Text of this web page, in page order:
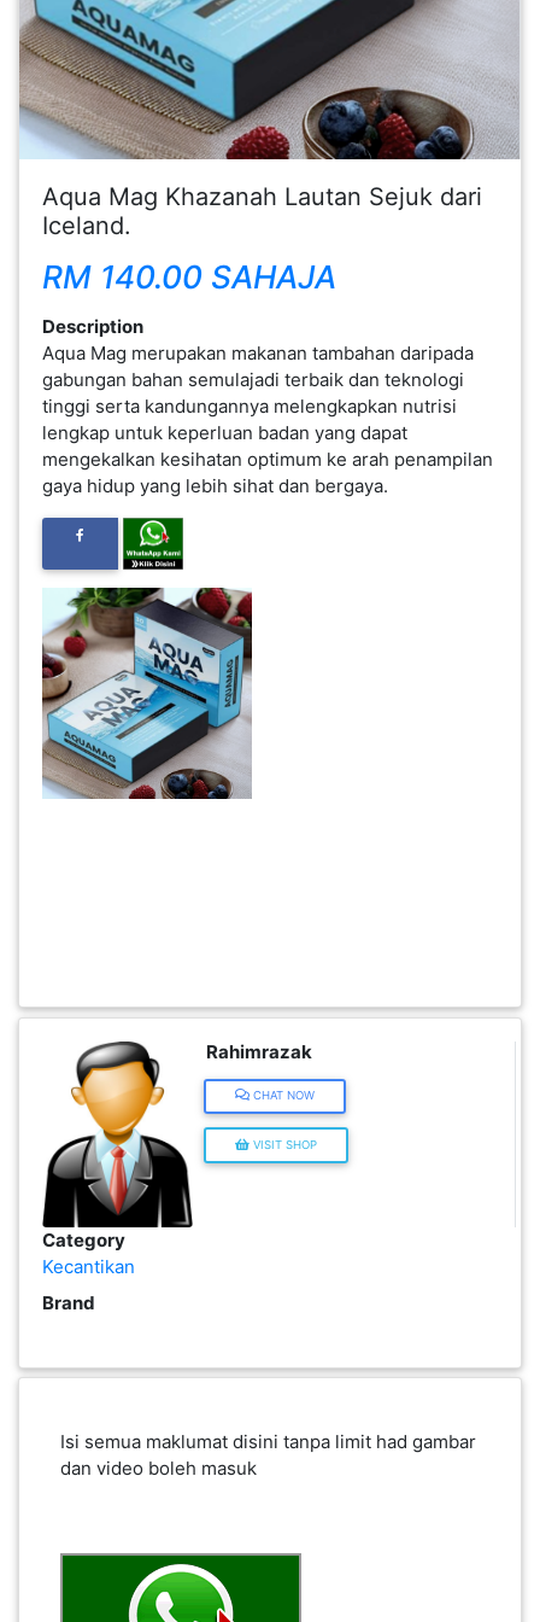
Aqua Mag Khazanah Lautan Sejuk dari
Iceland.
RM 140.00 SAHAJA
Description
Aqua Mag merupakan makanan tambahan daripada
gabungan bahan semulajadi terbaik dan teknologi
tinggi serta kandungannya melengkapkan nutrisi
lengkap untuk keperluan badan yang dapat
mengekalkan kesihatan optimum ke arah penampilan
gaya hidup yang lebih sihat dan bergaya.
Rahimrazak
CHAT NOW
VISIT SHOP
Category
Kecantikan
Brand
Isi semua maklumat disini tanpa limit had gambar
dan video boleh masuk
FESYEN
WANITA(0)
KECANTIKAN(7)
FESYEN
MINYAK
WANGI(8)
PENDIDIKAN(19)
INFAK(0)
TUDUNG(0)
ARTIKEL(14)
PEMBORONG(2)
PERNIAGAAN(41)
KENDERAAN(6)
ELEKTRONIK(5)
SUKAN/HOBI(2)
&
BARANG